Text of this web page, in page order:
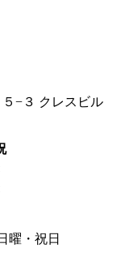
−３ クレスビル
曜・祝日